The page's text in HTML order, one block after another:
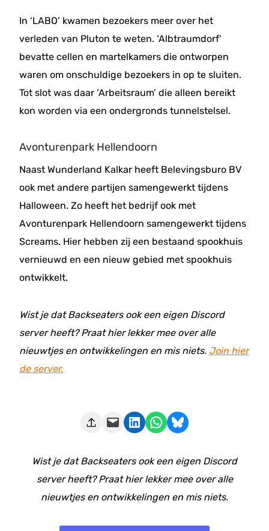
In ‘LABO’ kwamen bezoekers meer over het
verleden van Pluton te weten. ‘Albtraumdorf’
bevatte cellen en martelkamers die ontworpen
waren om onschuldige bezoekers in op te sluiten.
Tot slot was daar ‘Arbeitsraum’ die alleen bereikt
kon worden via een ondergronds tunnelstelsel.
Avonturenpark Hellendoorn
Naast Wunderland Kalkar heeft Belevingsburo BV
ook met andere partijen samengewerkt tijdens
Halloween. Zo heeft het bedrijf ook met
Avonturenpark Hellendoorn samengewerkt tijdens
Screams. Hier hebben zij een bestaand spookhuis
vernieuwd en een nieuw gebied met spookhuis
ontwikkelt.
Wist je dat Backseaters ook een eigen Discord
server heeft? Praat hier lekker mee over alle
nieuwtjes en ontwikkelingen en mis niets. Join hier
de server.
Deze pagina e-mailen Delen op LinkedIn Delen via WhatsApp Share on Bluesky
Wist je dat Backseaters ook een eigen Discord
server heeft? Praat hier lekker mee over alle
nieuwtjes en ontwikkelingen en mis niets.